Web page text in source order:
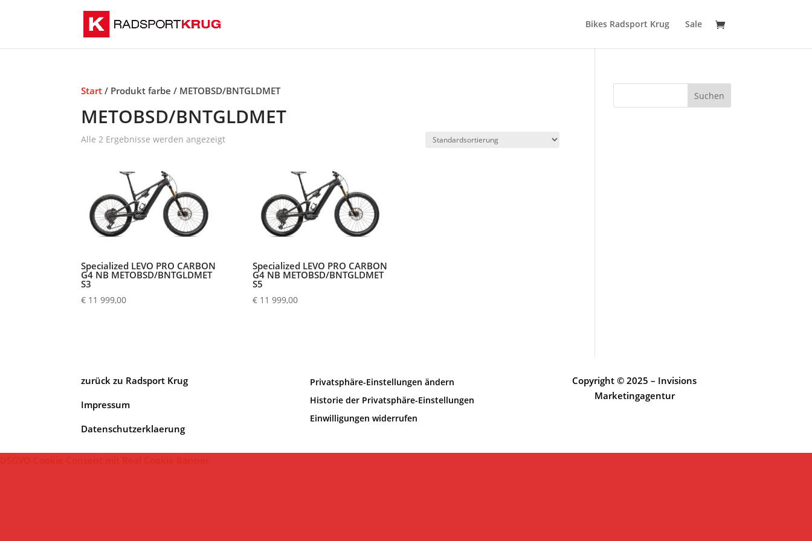
Bikes Radsport Krug Sale
Start / Produkt farbe / METOBSD/BNTGLDMET
METOBSD/BNTGLDMET
Alle 2 Ergebnisse werden angezeigt
Specialized LEVO PRO CARBON
G4 NB METOBSD/BNTGLDMET
S3
€ 11 999,00
Specialized LEVO PRO CARBON
G4 NB METOBSD/BNTGLDMET
S5
€11 999,00
Suchen
zurück zu Radsport Krug
Impressum
Datenschutzerklaerung
Privatsphäre-Einstellungen ändern
Historie der Privatsphäre-Einstellungen
Einwilligungen widerrufen
Copyright © 2025 – Invisions
Marketingagentur
DSGVO Cookie Consent mit Real Cookie Banner